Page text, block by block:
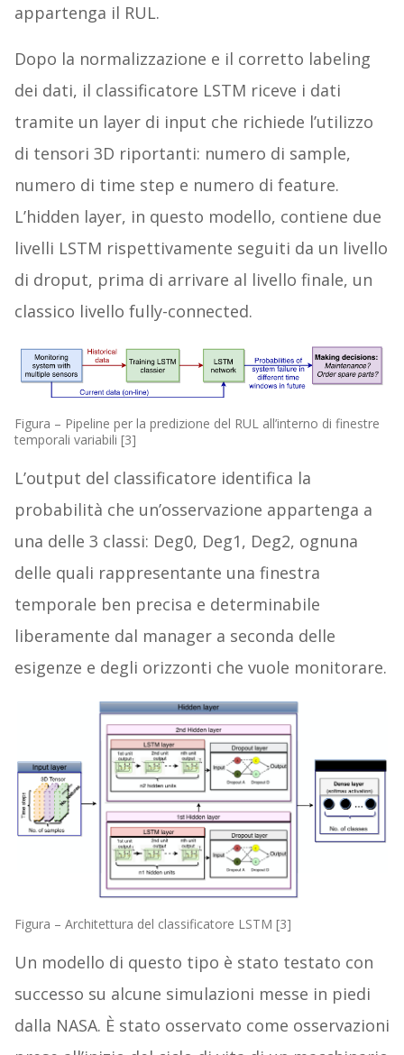
appartenga il RUL.
Dopo la normalizzazione e il corretto labeling
dei dati, il classificatore LSTM riceve i dati
tramite un layer di input che richiede l’utilizzo
di tensori 3D riportanti: numero di sample,
numero di time step e numero di feature.
L’hidden layer, in questo modello, contiene due
livelli LSTM rispettivamente seguiti da un livello
di droput, prima di arrivare al livello finale, un
classico livello fully-connected.
Figura – Pipeline per la predizione del RUL all’interno di finestre
temporali variabili [3]
L’output del classificatore identifica la
probabilità che un’osservazione appartenga a
una delle 3 classi: Deg0, Deg1, Deg2, ognuna
delle quali rappresentante una finestra
temporale ben precisa e determinabile
liberamente dal manager a seconda delle
esigenze e degli orizzonti che vuole monitorare.
Figura – Architettura del classificatore LSTM [3]
Un modello di questo tipo è stato testato con
successo su alcune simulazioni messe in piedi
dalla NASA. È stato osservato come osservazioni